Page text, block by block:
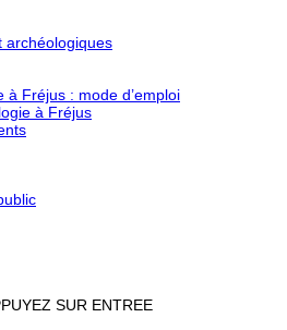
archéologiques
à Fréjus : mode d’emploi
à Fréjus
SUR ENTREE